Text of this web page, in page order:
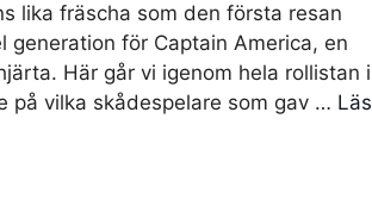
lika fräscha som den första resan
generation för Captain America, en
Här går vi igenom hela rollistan i
på vilka skådespelare som gav … Läs